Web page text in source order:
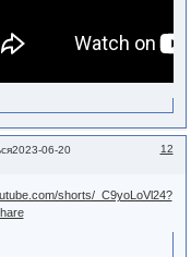
12
2023-06-20
shorts/_C9yoLoVl24?